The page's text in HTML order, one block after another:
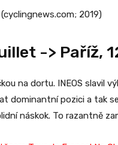
2019)
-> Paříž,
na dortu. INEOS slavil
dominantní pozici a tak
náskok. To razantně